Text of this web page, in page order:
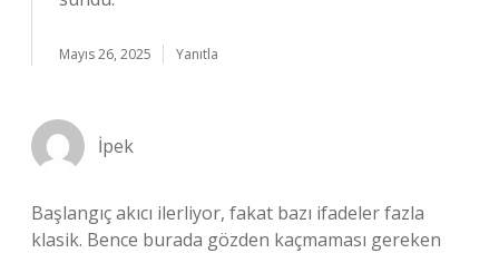
Mayıs 26, 2025 Yanıtla
İpek
Başlangıç akıcı ilerliyor, fakat bazı ifadeler fazla
klasik. Bence burada gözden kaçmaması gereken